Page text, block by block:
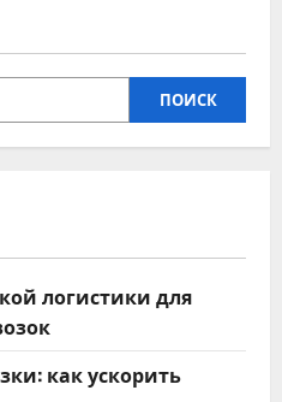
ПОИСК
логистики для
как ускорить